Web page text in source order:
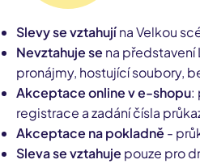
Slevy se vztahujína Velkou
Nevztahuje se na představení
pronájmy, hostující soubory,
Akceptace online v e-shopu:
registrace a zadání čísla
Akceptace na pokladně -
Sleva se vztahuje pouze pro